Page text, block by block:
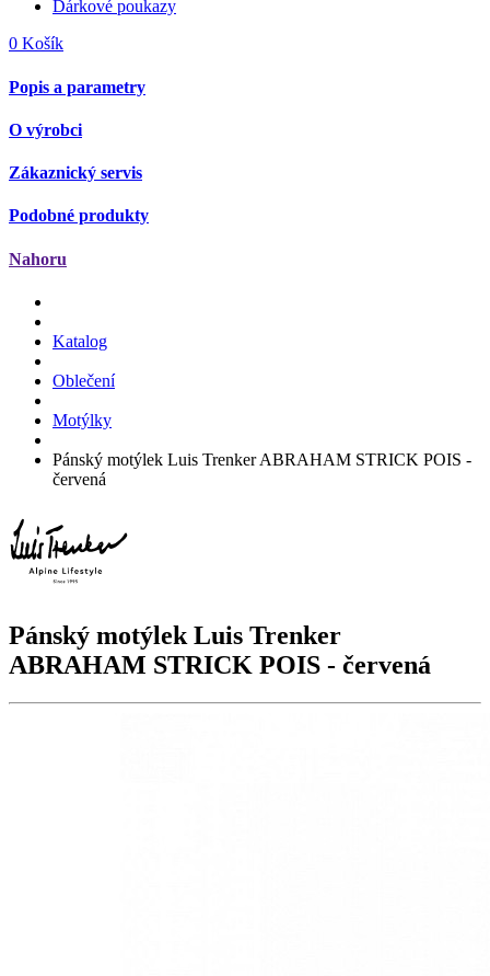
Dárkové poukazy
0 Košík
Popis a parametry
O výrobci
Zákaznický servis
Podobné produkty
Nahoru
Katalog
Oblečení
Motýlky
Pánský motýlek Luis Trenker ABRAHAM STRICK POIS -
červená
Pánský motýlek Luis Trenker
ABRAHAM STRICK POIS - červená